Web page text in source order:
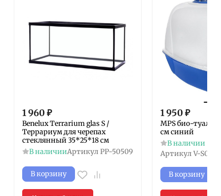
1 960 ₽
Benelux Terrarium glas S /
Террариум для черепах
стеклянный 35*25*18 см
В наличииАртикул PP-50509
В корзину
1 950 ₽
MPS био-туалет
см синий
В наличии
Артикул V-
В корзину